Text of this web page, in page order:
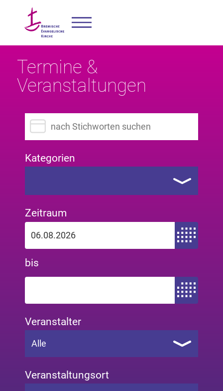
Termine &
Veranstaltungen
Suchbegriff eingeben
Kategorien
Zeitraum
Zeitraum von
bis
Zeitraum bis
Veranstalter
Alle
Veranstaltungsort